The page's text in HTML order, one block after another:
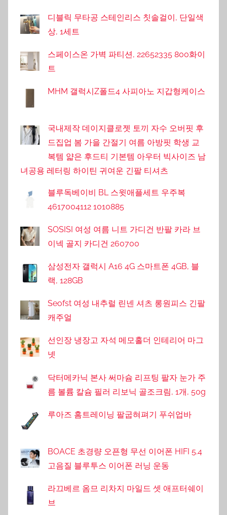
디블릭 무타공 스테인리스 칫솔걸이, 단일색
상, 1세트
스페이스온 가벽 파티션, 22652335 800화이
트
MHM 갤럭시Z폴드4 사피아노 지갑형케이스
국내제작 데이지클로젯 토끼 자수 오버핏 후
드집업 봄 가을 간절기 여름 아방핏 학생 교
복템 얇은 후드티 기본템 아우터 빅사이즈 남
녀공용 레터링 하이틴 귀여운 긴팔 티셔츠
블루독베이비 BL 스윗애플세트 우주복
4617004112 1010885
SOSISI 여성 여름 니트 가디건 반팔 카라 브
이넥 골지 카디건 260700
삼성전자 갤럭시 A16 4G 스마트폰 4GB, 블
랙, 128GB
Seofst 여성 내추럴 린넨 셔츠 롱원피스 긴팔
캐주얼
선인장 냉장고 자석 메모홀더 인테리어 마그
넷
닥터메카닉 본사 써마슘 리프팅 팔자 눈가 주
름 볼륨 칼슘 필러 리보닉 골조크림, 1개, 50g
루아즈 홈트레이닝 팔굽혀펴기 푸쉬업바
BOACE 초경량 오픈형 무선 이어폰 HIFI 5.4
고음질 블루투스 이어폰 러닝 운동
라끄베르 옴므 리차지 마일드 셋 애프터쉐이
브